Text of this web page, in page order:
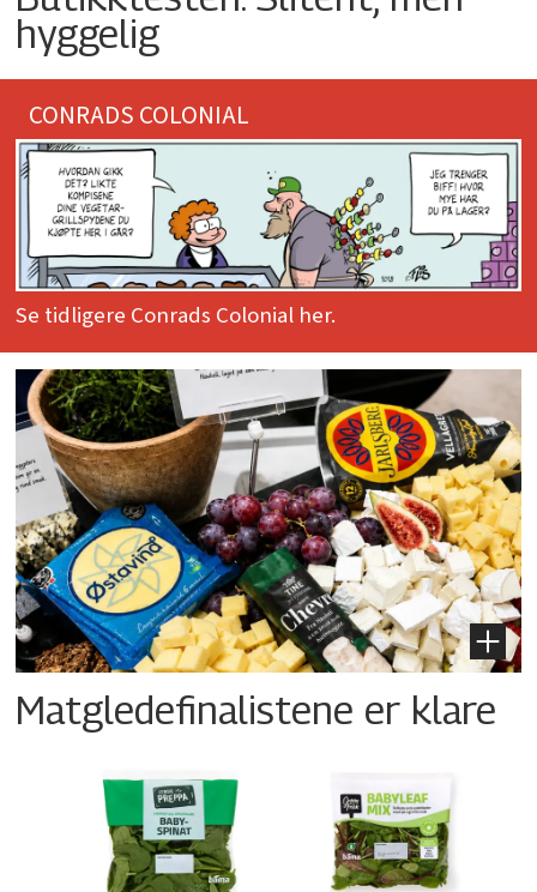
hyggelig
CONRADS COLONIAL
Se tidligere Conrads Colonial her.
Matgledefinalistene er klare